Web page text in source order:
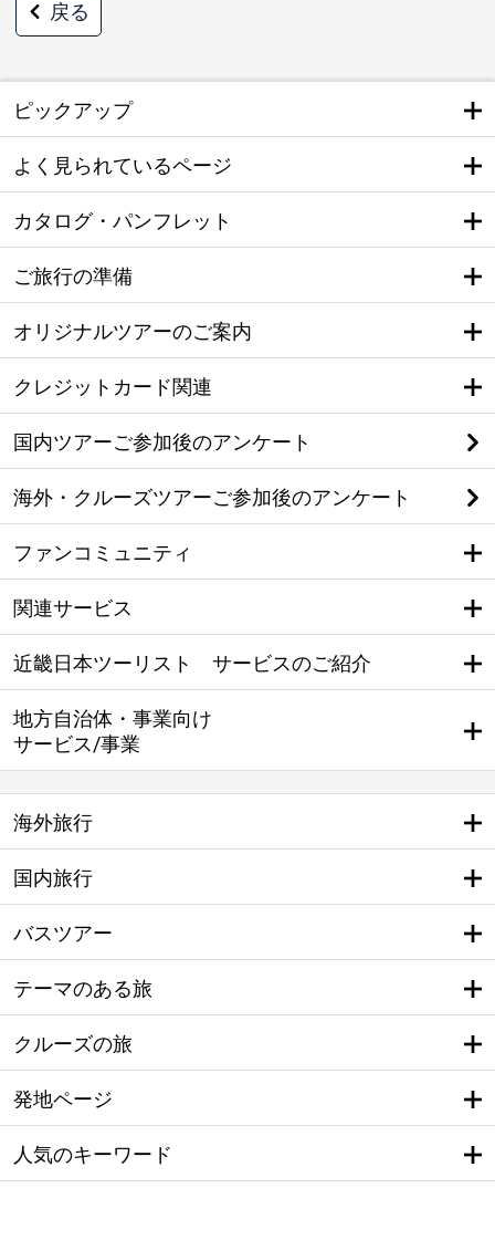
戻る
ピックアップ
よく見られているページ
カタログ・パンフレット
ご旅行の準備
オリジナルツアーのご案内
クレジットカード関連
国内ツアーご参加後のアンケート
海外・クルーズツアーご参加後のアンケート
ファンコミュニティ
関連サービス
近畿日本ツーリスト サービスのご紹介
地方自治体・事業向け
サービス/事業
海外旅行
国内旅行
バスツアー
テーマのある旅
クルーズの旅
発地ページ
人気のキーワード